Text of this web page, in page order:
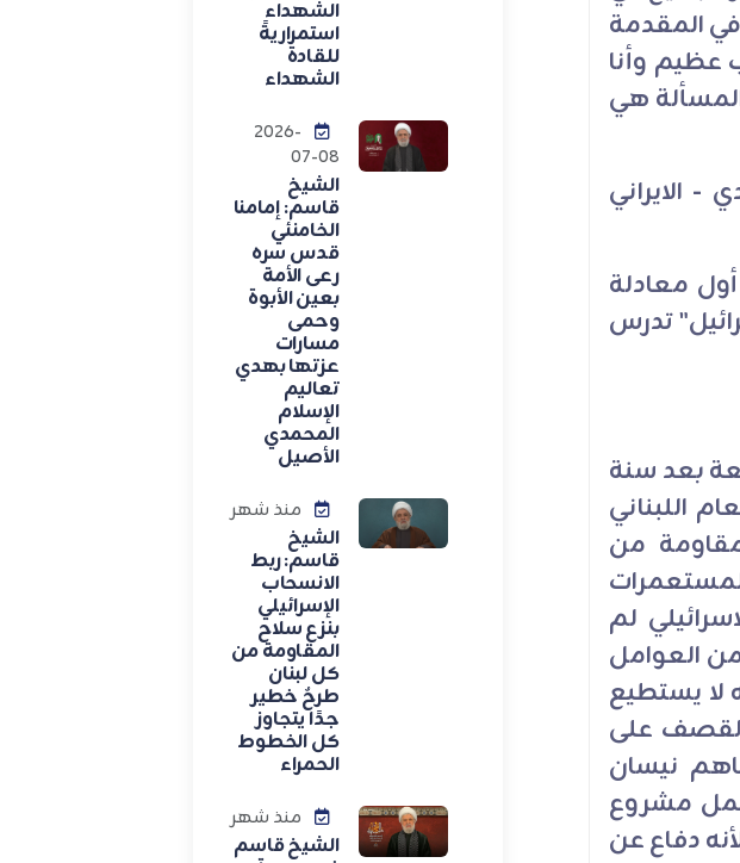
المقدمة
وأنا
هي
الايراني
أول معادلة
تدرس
بعد سنة
اللبناني
من
لم
العوامل
لا يستطيع
القصف على
نيسان
عمل مشروع
دفاع عن
الشهداء
استمراريةً
للقادة
الشهداء
2026-
07-08
الشيخ
قاسم: إمامنا
الخامنئي
قدس سره
رعى الأمة
بعين الأبوة
وحمى
مسارات
عزتها بهدي
تعاليم
الإسلام
المحمدي
الأصيل
منذ شهر
الشيخ
قاسم: ربط
الانسحاب
الإسرائيلي
بنزع سلاح
المقاومة من
كل لبنان
طرحٌ خطير
جدًا يتجاوز
كل الخطوط
الحمراء
منذ شهر
الشيخ قاسم